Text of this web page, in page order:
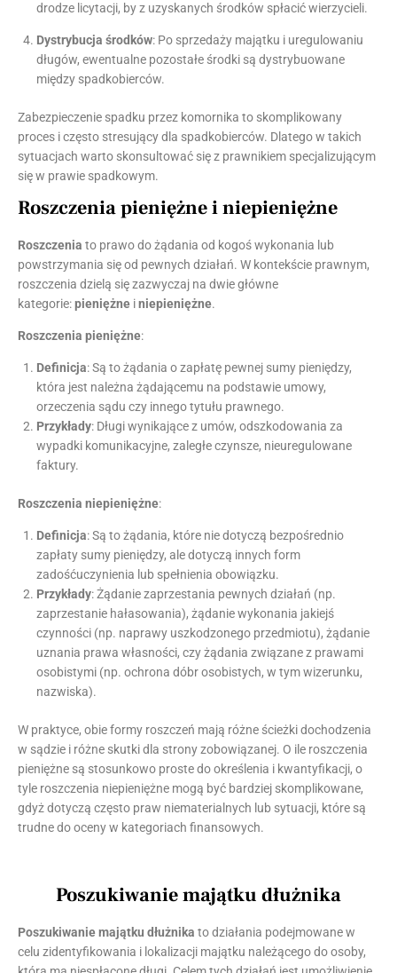
drodze licytacji, by z uzyskanych środków spłacić wierzycieli.
Dystrybucja środków: Po sprzedaży majątku i uregulowaniu
długów, ewentualne pozostałe środki są dystrybuowane
między spadkobierców.
Zabezpieczenie spadku przez komornika to skomplikowany
proces i często stresujący dla spadkobierców. Dlatego w takich
sytuacjach warto skonsultować się z prawnikiem specjalizującym
się w prawie spadkowym.
Roszczenia pieniężne i niepieniężne
Roszczenia to prawo do żądania od kogoś wykonania lub
powstrzymania się od pewnych działań. W kontekście prawnym,
roszczenia dzielą się zazwyczaj na dwie główne
kategorie:pieniężne iniepieniężne.
Roszczenia pieniężne:
Definicja: Są to żądania o zapłatę pewnej sumy pieniędzy,
która jest należna żądającemu na podstawie umowy,
orzeczenia sądu czy innego tytułu prawnego.
Przykłady: Długi wynikające z umów, odszkodowania za
wypadki komunikacyjne, zaległe czynsze, nieuregulowane
faktury.
Roszczenia niepieniężne:
Definicja: Są to żądania, które nie dotyczą bezpośrednio
zapłaty sumy pieniędzy, ale dotyczą innych form
zadośćuczynienia lub spełnienia obowiązku.
Przykłady: Żądanie zaprzestania pewnych działań (np.
zaprzestanie hałasowania), żądanie wykonania jakiejś
czynności (np. naprawy uszkodzonego przedmiotu), żądanie
uznania prawa własności, czy żądania związane z prawami
osobistymi (np. ochrona dóbr osobistych, w tym wizerunku,
nazwiska).
W praktyce, obie formy roszczeń mają różne ścieżki dochodzenia
w sądzie i różne skutki dla strony zobowiązanej. O ile roszczenia
pieniężne są stosunkowo proste do określenia i kwantyfikacji, o
tyle roszczenia niepieniężne mogą być bardziej skomplikowane,
gdyż dotyczą często praw niematerialnych lub sytuacji, które są
trudne do oceny w kategoriach finansowych.
Poszukiwanie majątku dłużnika
Poszukiwanie majątku dłużnika to działania podejmowane w
celu zidentyfikowania i lokalizacji majątku należącego do osoby,